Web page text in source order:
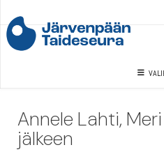
to
content
Annele Lahti,
jälkeen